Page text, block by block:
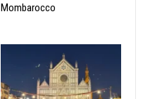
Mombarocco